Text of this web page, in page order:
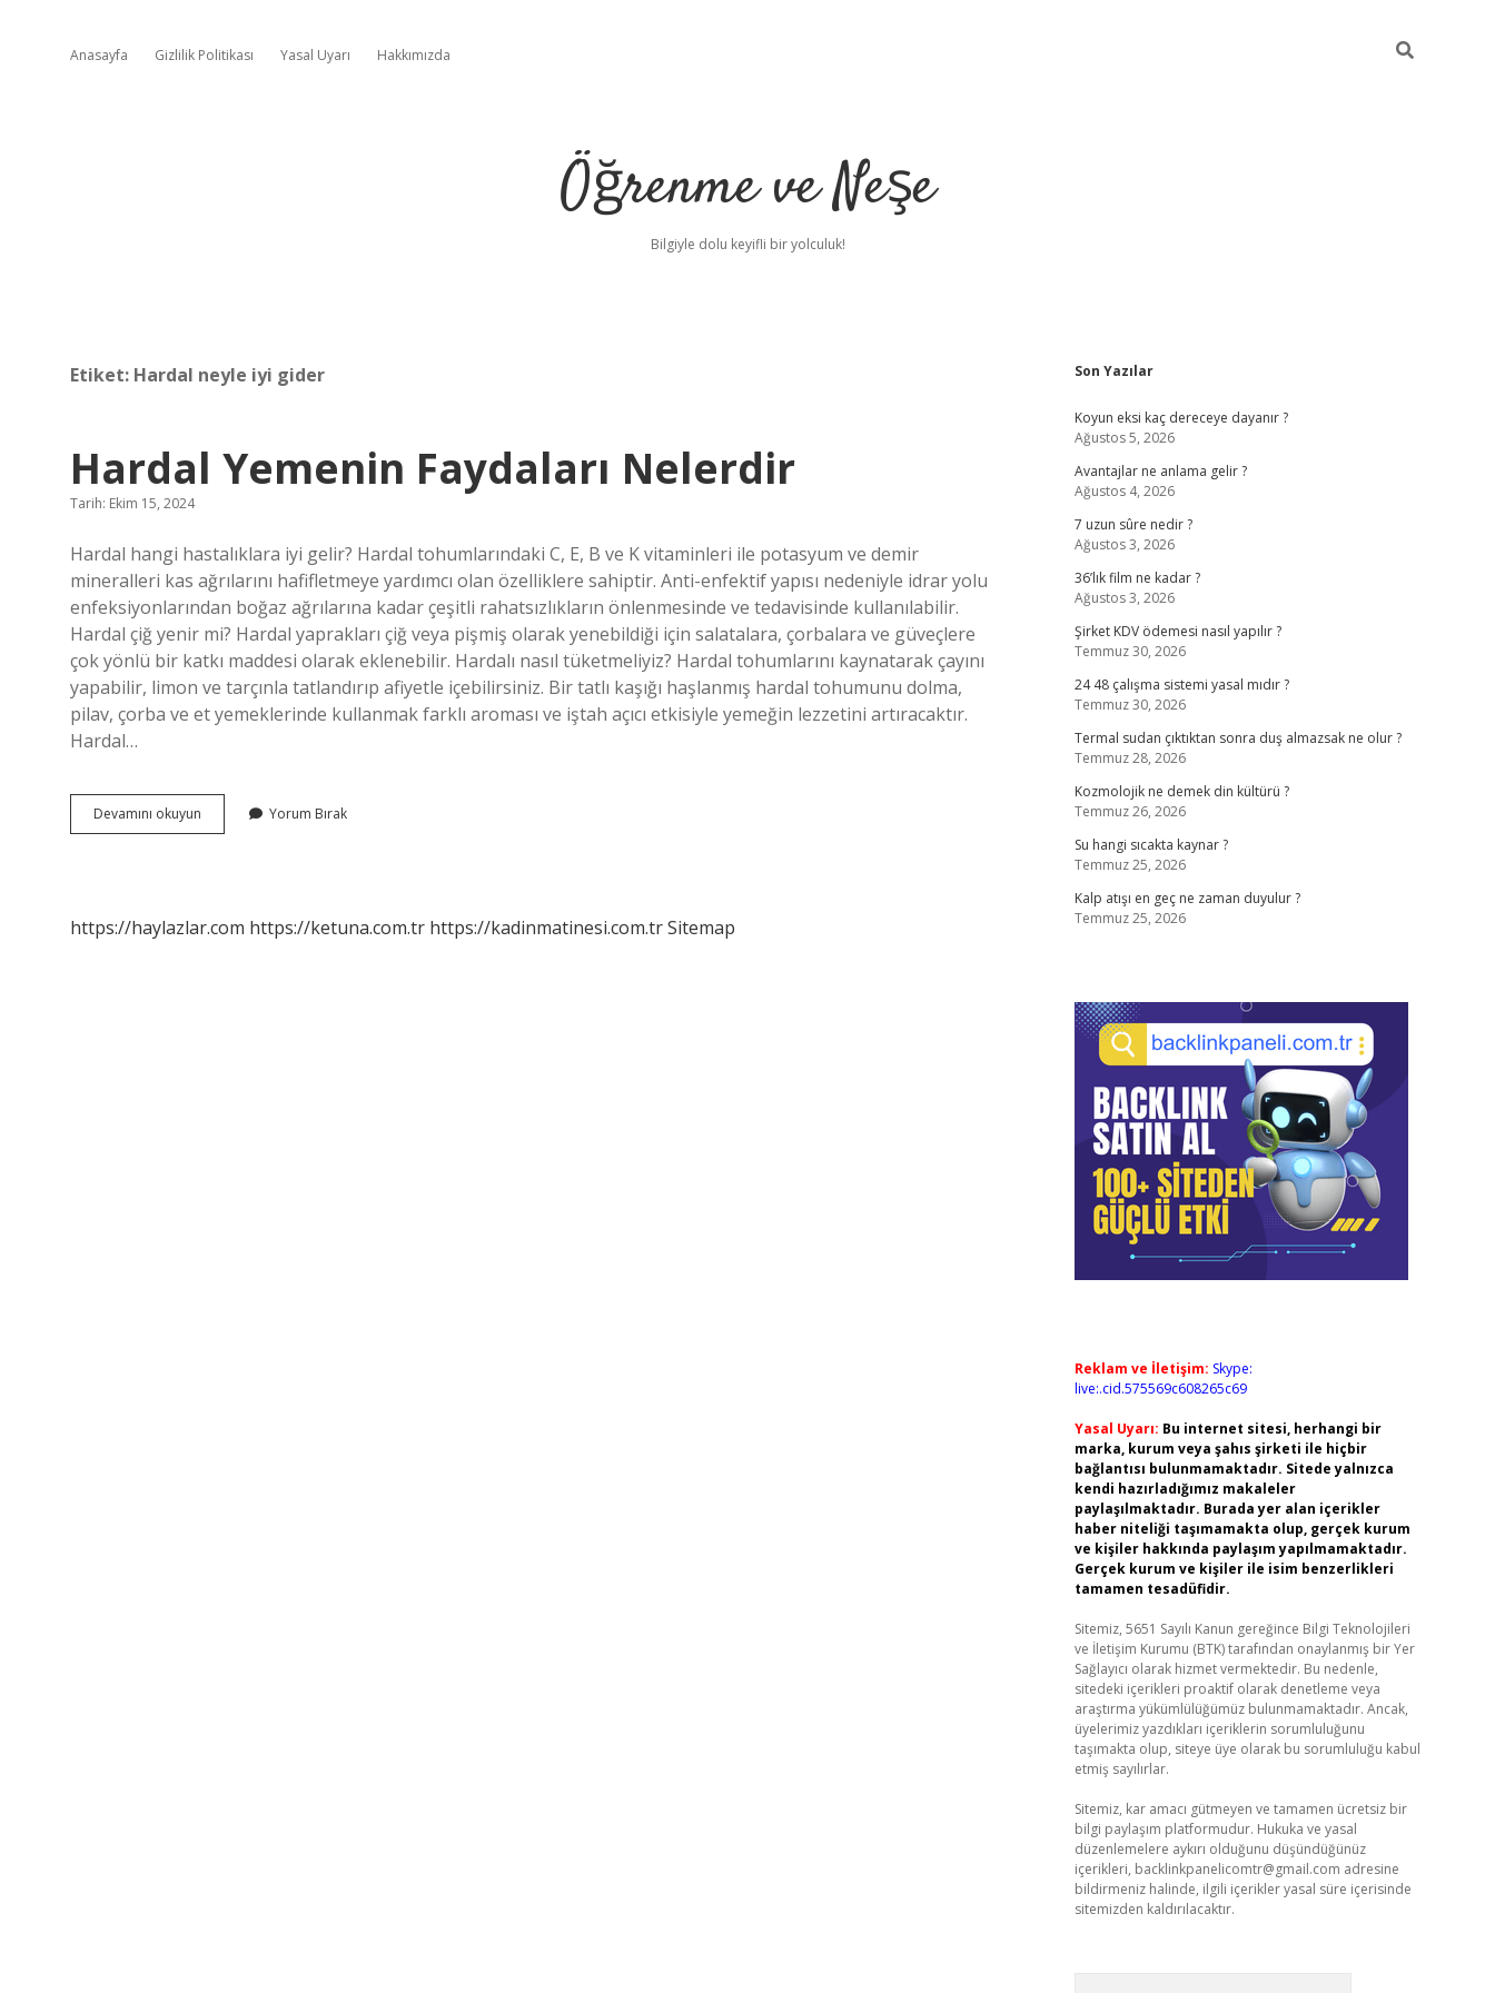
Anasayfa Gizlilik Politikası Yasal Uyarı Hakkımızda
Öğrenme ve Neşe
Bilgiyle dolu keyifli bir yolculuk!
Etiket: Hardal neyle iyi gider
Hardal Yemenin Faydaları Nelerdir
Tarih: Ekim 15, 2024
Hardal hangi hastalıklara iyi gelir? Hardal tohumlarındaki C, E, B ve K vitaminleri ile potasyum ve demir
mineralleri kas ağrılarını hafifletmeye yardımcı olan özelliklere sahiptir. Anti-enfektif yapısı nedeniyle idrar yolu
enfeksiyonlarından boğaz ağrılarına kadar çeşitli rahatsızlıkların önlenmesinde ve tedavisinde kullanılabilir.
Hardal çiğ yenir mi? Hardal yaprakları çiğ veya pişmiş olarak yenebildiği için salatalara, çorbalara ve güveçlere
çok yönlü bir katkı maddesi olarak eklenebilir. Hardalı nasıl tüketmeliyiz? Hardal tohumlarını kaynatarak çayını
yapabilir, limon ve tarçınla tatlandırıp afiyetle içebilirsiniz. Bir tatlı kaşığı haşlanmış hardal tohumunu dolma,
pilav, çorba ve et yemeklerinde kullanmak farklı aroması ve iştah açıcı etkisiyle yemeğin lezzetini artıracaktır.
Hardal…
Devamını okuyun
Yemenin
Yorum Bırak
https://haylazlar.com https://ketuna.com.tr https://kadinmatinesi.com.trSitemap
Sidebar
Son Yazılar
Koyun eksi kaç dereceye dayanır ?
Ağustos 5, 2026
Avantajlar ne anlama gelir ?
Ağustos 4, 2026
7 uzun sûre nedir ?
Ağustos 3, 2026
36’lık film ne kadar ?
Ağustos 3, 2026
Şirket KDV ödemesi nasıl yapılır ?
Temmuz 30, 2026
24 48 çalışma sistemi yasal mıdır ?
Temmuz 30, 2026
Termal sudan çıktıktan sonra duş almazsak ne olur ?
Temmuz 28, 2026
Kozmolojik ne demek din kültürü ?
Temmuz 26, 2026
Su hangi sıcakta kaynar ?
Temmuz 25, 2026
Kalp atışı en geç ne zaman duyulur ?
Temmuz 25, 2026
Reklam ve İletişim: Skype:
live:.cid.575569c608265c69
Yasal Uyarı: Bu internet sitesi, herhangi bir
marka, kurum veya şahıs şirketi ile hiçbir
bağlantısı bulunmamaktadır. Sitede yalnızca
kendi hazırladığımız makaleler
paylaşılmaktadır. Burada yer alan içerikler
haber niteliği taşımamakta olup, gerçek kurum
ve kişiler hakkında paylaşım yapılmamaktadır.
Gerçek kurum ve kişiler ile isim benzerlikleri
tamamen tesadüfidir.
Sitemiz, 5651 Sayılı Kanun gereğince Bilgi Teknolojileri
ve İletişim Kurumu (BTK) tarafından onaylanmış bir Yer
Sağlayıcı olarak hizmet vermektedir. Bu nedenle,
sitedeki içerikleri proaktif olarak denetleme veya
araştırma yükümlülüğümüz bulunmamaktadır. Ancak,
üyelerimiz yazdıkları içeriklerin sorumluluğunu
taşımakta olup, siteye üye olarak bu sorumluluğu kabul
etmiş sayılırlar.
Sitemiz, kar amacı gütmeyen ve tamamen ücretsiz bir
bilgi paylaşım platformudur. Hukuka ve yasal
düzenlemelere aykırı olduğunu düşündüğünüz
içerikleri, backlinkpanelicomtr@gmail.com adresine
bildirmeniz halinde, ilgili içerikler yasal süre içerisinde
sitemizden kaldırılacaktır.
ilbetbetcipiabellacasino sitesi